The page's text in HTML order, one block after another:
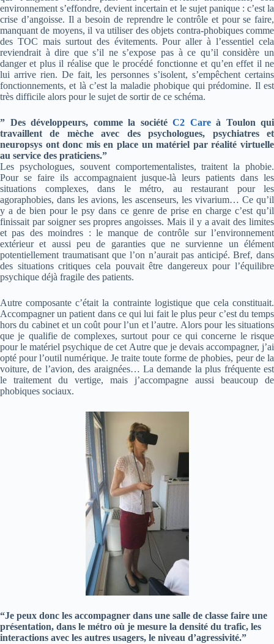
environnement s’effondre, devient incertain et le sujet panique : c’est la
crise d’angoisse. Il a besoin de reprendre le contrôle et pour se faire,
manquant de moyens, il va utiliser des objets contra-phobiques comme
des TOC mais surtout des évitements. Pour aller à l’essentiel cela
reviendrait à dire que s’il ne s’expose pas à ce qu’il considère un
danger et plus il réalise que le procédé fonctionne et qu’en effet il ne
lui arrive rien. De fait, les personnes s’isolent, s’empêchent certains
fonctionnements, et là c’est la maladie phobique qui prédomine. Il est
très difficile alors pour le sujet de sortir de ce schéma.
” Des développeurs, comme la société C2 Careà Toulon qui
travaillent de mèche avec des psychologues, psychiatres et
neuropsys ont donc mis en place un matériel par réalité virtuelle
au service des praticiens.”
Les psychologues, souvent comportementalistes, traitent la phobie.
Pour se faire ils accompagnaient jusque-là leurs patients dans les
situations complexes, dans le métro, au restaurant pour les
agoraphobies, dans les avions, les ascenseurs, les vivarium… Ce qu’il
y a de bien pour le psy dans ce genre de prise en charge c’est qu’il
finissait par soigner ses propres angoisses. Mais il y a avait des limites
et pas des moindres : le manque de contrôle sur l’environnement
extérieur et aussi peu de garanties que ne survienne un élément
potentiellement traumatisant que l’on n’aurait pas anticipé. Bref, dans
des situations critiques cela pouvait être dangereux pour l’équilibre
psychique déjà fragile des patients.
Autre composante c’était la contrainte logistique que cela constituait.
Accompagner un patient dans ce qui lui fait le plus peur c’est du temps
hors du cabinet et un coût pour l’un et l’autre. Alors pour les situations
que je qualifie de complexes, surtout pour ce qui concerne le risque
pour le matériel psychique de cet Autre que je devais accompagner, j’ai
opté pour l’outil numérique. Je traite toute forme de phobies, peur de la
voiture, de l’avion, des araignées… La demande la plus fréquente est
le traitement du vertige, mais j’accompagne aussi beaucoup de
phobiques sociaux.
“Je peux donc les accompagner dans une salle de classe faire une
présentation, dans le métro où je mesure la densité du trafic, les
interactions avec les autres usagers, le niveau d’agressivité.”